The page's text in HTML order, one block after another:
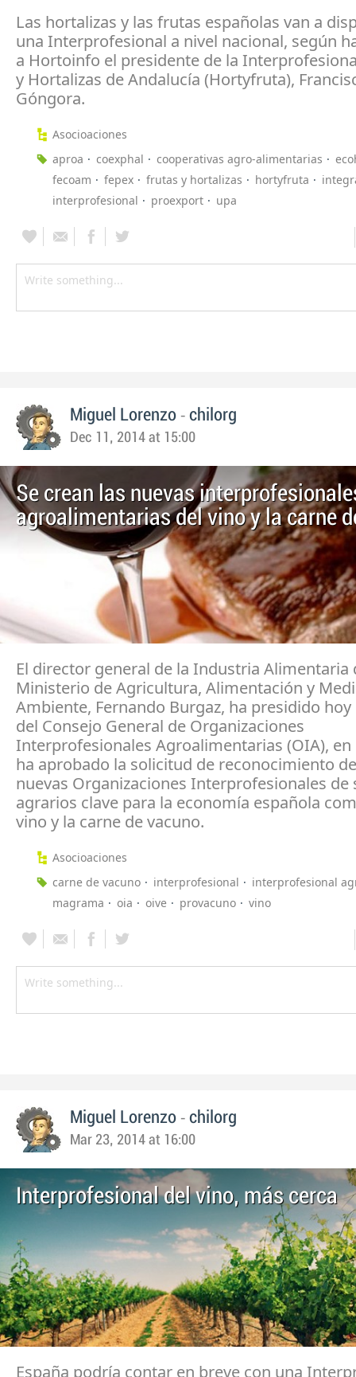
Las hortalizas y las frutas españolas van a
una Interprofesional a nivel nacional, según
a Hortoinfo el presidente de la
y Hortalizas de Andalucía (Hortyfruta),
Góngora.
Asocioaciones
aproa
coexphal cooperativas agro-alimentarias
fecoam
fepex frutas y hortalizas hortyfruta
interprofesional
proexport upa
Miguel Lorenzo - chilorg
Dec 11, 2014 at 15:00
Se crean las nuevas
agroalimentarias del vino y la carne
El director general de la Industria Alimentaria
Ministerio de Agricultura, Alimentación y
Ambiente, Fernando Burgaz, ha presidido
del Consejo General de Organizaciones
Interprofesionales Agroalimentarias (OIA), en
ha aprobado la solicitud de reconocimiento
nuevas Organizaciones Interprofesionales de
agrarios clave para la economía española
vino y la carne de vacuno.
Asocioaciones
carne de vacuno
interprofesional
interprofesional
magrama
oia oive provacuno vino
Miguel Lorenzo - chilorg
Mar 23, 2014 at 16:00
Interprofesional del vino, más cerca
España podría contar en breve con una